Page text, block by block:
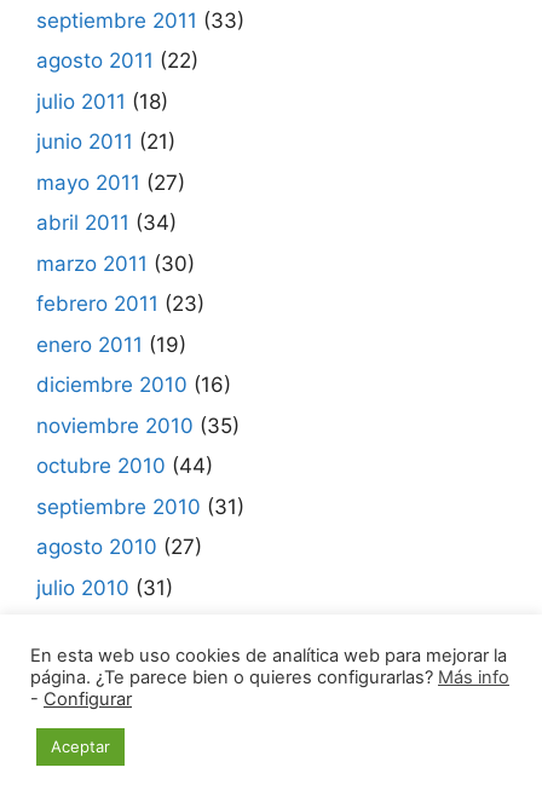
septiembre 2011 (33)
agosto 2011 (22)
julio 2011 (18)
junio 2011 (21)
mayo 2011 (27)
abril 2011 (34)
marzo 2011 (30)
febrero 2011 (23)
enero 2011 (19)
diciembre 2010 (16)
noviembre 2010 (35)
octubre 2010 (44)
septiembre 2010 (31)
agosto 2010 (27)
julio 2010 (31)
mayo 2010(39)
abril 2010
marzo 2010
En esta web uso cookies de analítica web para mejorar la
página. ¿Te parece bien o quieres configurarlas? Más info
- Configurar
Aceptar